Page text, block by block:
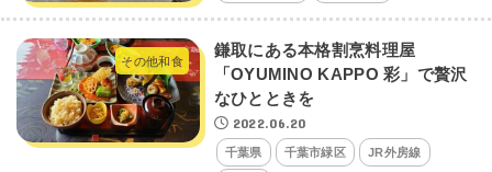
その他和食
鎌取にある本格割烹料理屋
「OYUMINO KAPPO 彩」で贅沢
なひとときを
2022.06.20
千葉県 千葉市緑区 JR外房線